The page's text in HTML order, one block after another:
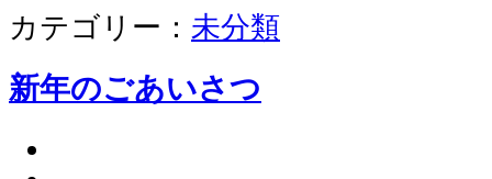
カテゴリー： 未分類
新年のごあいさつ